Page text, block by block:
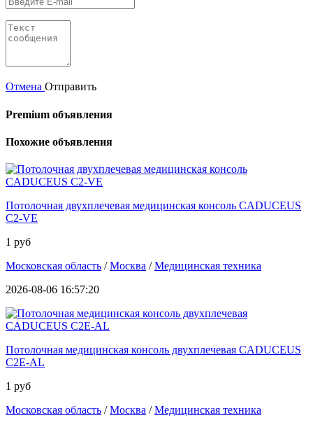
Отмена Отправить
Premium объявления
Похожие объявления
Потолочная двухплечевая медицинская консоль CADUCEUS
C2-VE
1 руб
Московская область /Москва /Медицинская техника
2026-08-06 16:57:20
Потолочная медицинская консоль двухплечевая CADUCEUS
C2E-AL
1 руб
Московская область /Москва /Медицинская техника